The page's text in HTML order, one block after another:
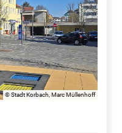
© Stadt Korbach, Marc Müllenhoff